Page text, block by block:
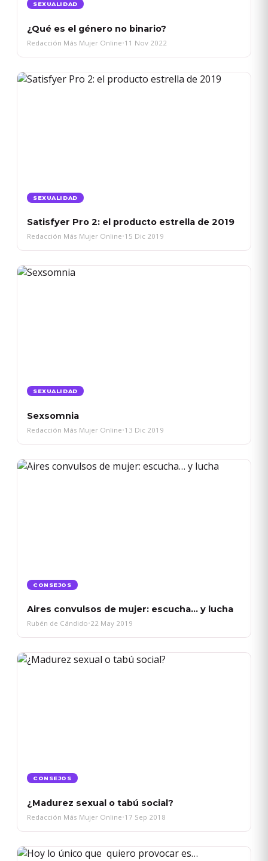
SEXUALIDAD
¿Qué es el género no binario?
Redacción Más Mujer Online•11 Nov 2022
SEXUALIDAD
Satisfyer Pro 2: el producto estrella de 2019
Redacción Más Mujer Online•15 Dic 2019
SEXUALIDAD
Sexsomnia
Redacción Más Mujer Online•13 Dic 2019
CONSEJOS
Aires convulsos de mujer: escucha… y lucha
Rubén de Cándido•22 May 2019
CONSEJOS
¿Madurez sexual o tabú social?
Redacción Más Mujer Online•17 Sep 2018